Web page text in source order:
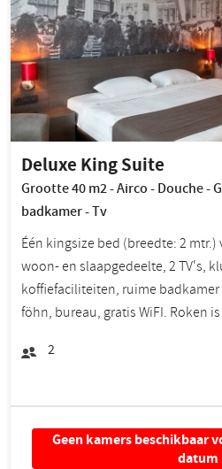
Deluxe King Suite
Grootte 40 m2 - Airco - Douche -
badkamer - Tv
Één kingsize bed (breedte: 2
woon- en slaapgedeelte, 2 TV's,
koffiefaciliteiten, ruime
föhn, bureau, gratis WiFI. Roken
2
Geen kamers beschikbaar
datum